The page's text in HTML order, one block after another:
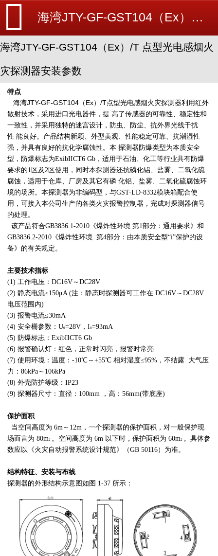
海湾JTY-GF-GST104（Ex）/T 点型光电感烟火灾探测器安装参数-海湾消防新闻-消防设备安装_北京探测器清洗_江苏消防改造维修-苏州消防工程施工安装公司-
海湾JTY-GF-GST104（Ex）/T 点型光电感烟火
灾探测器安装参数
特点
海湾JTY-GF-GST104（Ex）/T点型光电感烟火灾探测器利用红外
散射技术，采用进口光电器件，提 高了传感器的可靠性、稳定性和
一致性，并采用独特的迷宫设计，防虫、防尘、抗外界光线干扰
性 能良好。产品结构新颖、外型美观、性能稳定可靠、抗潮湿性
强，并具有良好的抗化学腐蚀性。本 探测器防爆类型为本质安全
型，防爆标志为ExibIICT6 Gb，适用于石油、化工等行业具有防爆
要求的1区及2区使用，同时本探测器还抗磷化铝、盐雾、二氧化硫
腐蚀，适用于仓库、厂房及其它有磷 化铝、盐雾、二氧化硫腐蚀环
境的场所。本探测器为非编码型，与GST-LD-8332模块箱配合使
用，可接入本公司生产的各类火灾报警控制器 ，完成对探测器信号
的处理。
该产品符合GB3836.1-2010《爆炸性环境 第1部分：通用要求》和
GB3836.2-2010《爆炸性环境 第4部分：由本质安全型“i”保护的设
备》的有关规定。
主要技术指标
(1) 工作电压：DC16V～DC28V
(2) 静态电流≤150μA (注：静态时探测器可工作在 DC16V～DC28V
电压范围内)
(3) 报警电流≤30mA
(4) 安全栅参数：U0=28V，I0=93mA
(5) 防爆标志：ExibIICT6 Gb
(6) 报警确认灯：红色，正常时闪亮，报警时常亮
(7) 使用环境：温度：-10℃～+55℃ 相对湿度≤95%，不结露 大气压
力：86kPa～106kPa
(8) 外壳防护等级：IP23
(9) 探测器尺寸：直径：100mm ，高：56mm(带底座)
保护面积
当空间高度为 6m～12m，一个探测器的保护面积，对一般保护现
场而言为 80m2 。空间高度为 6m 以下时，保护面积为 60m2 。具体参
数应以《火灾自动报警系统设计规范》（GB 50116）为准。
结构特征、安装与布线
探测器的外形结构示意图如图 1-37 所示：